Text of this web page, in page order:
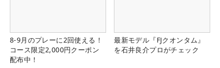
8-9月のプレーに2回使える！
コース限定2,000円クーポン
配布中！
最新モデル『FJクオンタム』
を石井良介プロがチェック